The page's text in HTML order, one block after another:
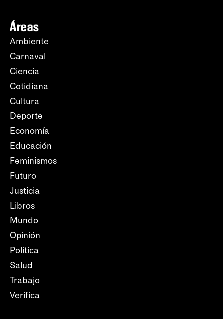
Áreas
Ambiente
Carnaval
Ciencia
Cotidiana
Cultura
Deporte
Economía
Educación
Feminismos
Futuro
Justicia
Libros
Mundo
Opinión
Política
Salud
Trabajo
Verifica